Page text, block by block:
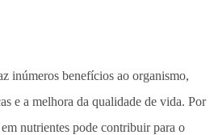
inúmeros benefícios ao organismo,
e a melhora da qualidade de vida. Por
nutrientes pode contribuir para o